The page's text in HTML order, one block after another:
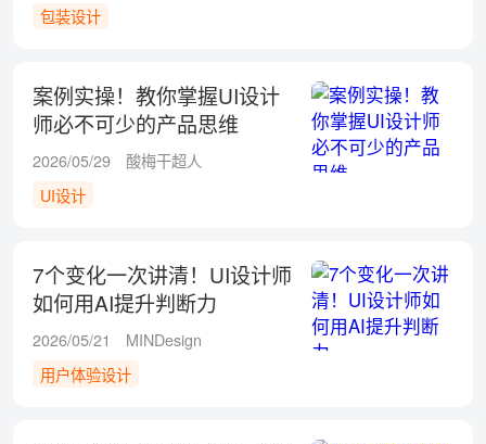
包装设计
案例实操！教你掌握UI设计
师必不可少的产品思维
2026/05/29
酸梅干超人
UI设计
7个变化一次讲清！UI设计师
如何用AI提升判断力
2026/05/21
MINDesign
用户体验设计